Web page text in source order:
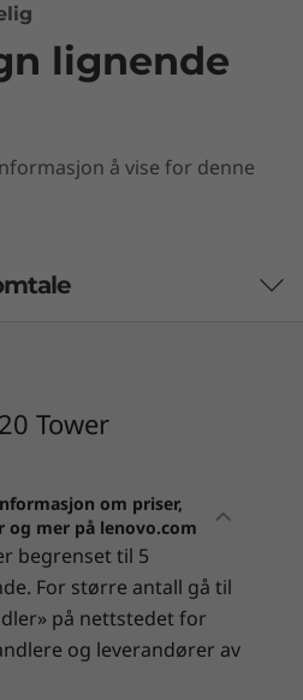
dataintensive
av arkitekter,
og andre.
Smartere sikkerhet.
pakke med
for at ThinkStation
og mikrofon
lignende
å vise for denne
Tower
om priser,
og mer på lenovo.com
begrenset til 5
For større antall gå til
på nettstedet for
og leverandører av